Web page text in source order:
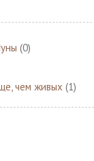
(0)
чем живых (1)